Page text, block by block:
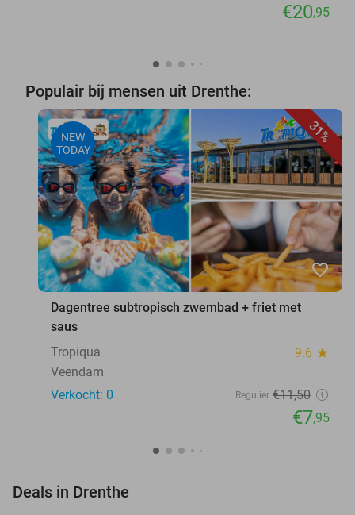
€20,95
Populair bij mensen uit Drenthe:
31%
NEW
TODAY
favorite_border
Dagentree subtropisch zwembad + friet met
saus
Tropiqua
9.6 star
Veendam
Verkocht: 0
Regulier €11,50
€7,95
Deals in Drenthe